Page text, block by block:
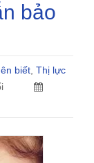
bảo
biết Thị lực